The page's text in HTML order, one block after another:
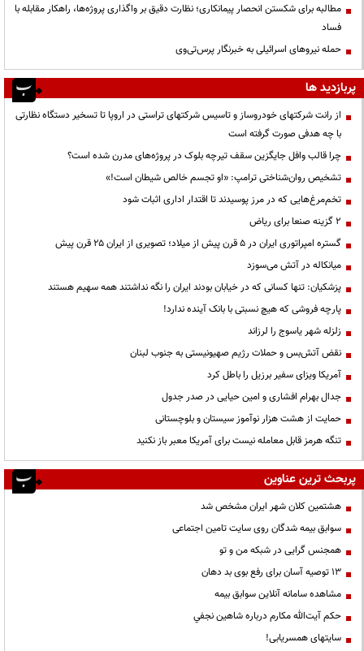
مطالبه برای شکستن انحصار پیمانکاری؛ نظارت دقیق بر واگذاری پروژه‌ها، راهکار مقابله با
فساد
حمله نیروهای اسرائیلی به خبرنگار پرس‌تی‌وی
پربازدید ها
از رانت‌ شرکتهای خودروساز و تاسیس شرکتهای تراستی در اروپا تا تسخیر دستگاه نظارتی
با چه هدفی صورت گرفته است
چرا قالب وافل جایگزین سقف تیرچه بلوک در پروژه‌های مدرن شده است؟
تشخیص روان‌شناختی ترامپ: «او تجسم خالص شیطان است!»
تخم‌مرغ‌هایی که در مرز پوسیدند تا اقتدار اداری اثبات شود
۲ گزینه صنعا برای ریاض
گستره امپراتوری ایران در ۵ قرن پیش از میلاد؛ تصویری از ایران ۲۵ قرن پیش
میانکاله در آتش می‌سوزد
پزشکیان: تنها کسانی که در خیابان بودند ایران را نگه نداشتند همه سهیم هستند
پارچه فروشی که هیچ نسبتی با بانک آینده ندارد!
زلزله شهر یاسوج را لرزاند
نقض آتش‌بس و حملات رژیم صهیونیستی به جنوب لبنان
آمریکا ویزای سفیر برزیل را باطل کرد
جدال بهرام افشاری و امین حیایی در صدر جدول
حمایت از هشت هزار نوآموز سیستان و بلوچستانی
تنگه هرمز قابل معامله نیست برای آمریکا معبر باز نکنید
پربحث ترین عناوین
هشتمین کلان شهر ایران مشخص شد
سوابق بیمه شدگان روی سایت تامین اجتماعی
همجنس گرایی در شبکه من و تو
13 توصیه آسان برای رفع بوی بد دهان
مشاهده سامانه آنلاين سوابق بیمه
حكم آيت‌الله مكارم درباره شاهين نجفي
سایتهای همسریابی!